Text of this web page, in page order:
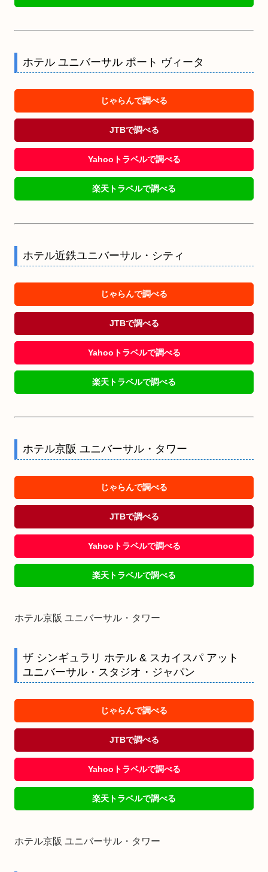
ホテル ユニバーサル ポート ヴィータ
じゃらんで調べる
JTBで調べる
Yahooトラベルで調べる
楽天トラベルで調べる
ホテル近鉄ユニバーサル・シティ
じゃらんで調べる
JTBで調べる
Yahooトラベルで調べる
楽天トラベルで調べる
ホテル京阪 ユニバーサル・タワー
じゃらんで調べる
JTBで調べる
Yahooトラベルで調べる
楽天トラベルで調べる
ホテル京阪 ユニバーサル・タワー
ザ シンギュラリ ホテル & スカイスパ アット
ユニバーサル・スタジオ・ジャパン
じゃらんで調べる
JTBで調べる
Yahooトラベルで調べる
楽天トラベルで調べる
ホテル京阪 ユニバーサル・タワー